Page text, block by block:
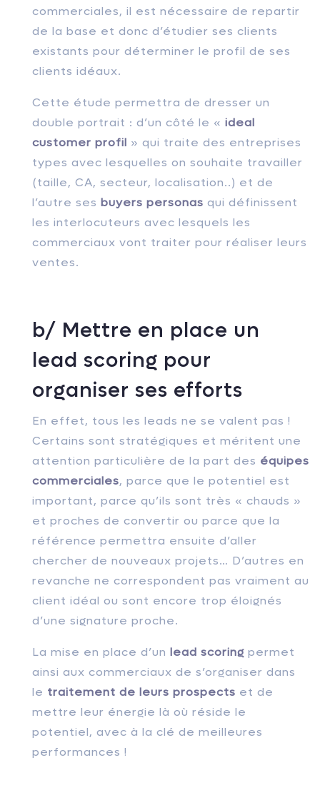
commerciales, il est nécessaire de repartir
de la base et donc d’étudier ses clients
existants pour déterminer le profil de ses
clients idéaux.
Cette étude permettra de dresser un
double portrait : d’un côté le « ideal
customer profil » qui traite des entreprises
types avec lesquelles on souhaite travailler
(taille, CA, secteur, localisation..) et de
l’autre ses buyers personas qui définissent
les interlocuteurs avec lesquels les
commerciaux vont traiter pour réaliser leurs
ventes.
b/ Mettre en place un
lead scoring pour
organiser ses efforts
En effet, tous les leads ne se valent pas !
Certains sont stratégiques et méritent une
attention particulière de la part des équipes
commerciales, parce que le potentiel est
important, parce qu’ils sont très « chauds »
et proches de convertir ou parce que la
référence permettra ensuite d’aller
chercher de nouveaux projets… D’autres en
revanche ne correspondent pas vraiment au
client idéal ou sont encore trop éloignés
d’une signature proche.
La mise en place d’un lead scoring permet
ainsi aux commerciaux de s’organiser dans
le traitement de leurs prospects et de
mettre leur énergie là où réside le
potentiel, avec à la clé de meilleures
performances !